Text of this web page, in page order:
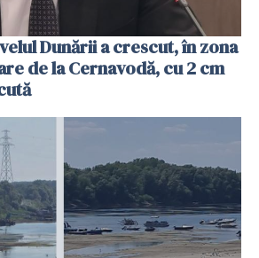
Dunării a crescut, în zona
de la Cernavodă, cu 2 cm